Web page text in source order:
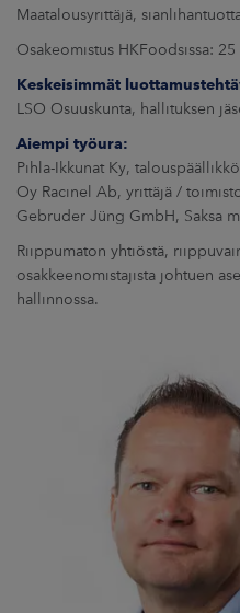
Maatalousyrittäjä,
Osakeomistus HKFoodsissa:
Keskeisimmät
LSO Osuuskunta, hallituksen
Aiempi työura:
Pihla-Ikkunat Ky,
Oy Racinel Ab, yrittäjä /
Gebruder Jüng GmbH, Saksa
Riippumaton yhtiöstä,
osakkeenomistajista johtuen
hallinnossa.